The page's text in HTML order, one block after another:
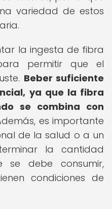
variedad de estos
la ingesta de fibra
permitir que el
Beber suficiente
ya que la fibra
se combina con
es importante
de la salud o a un
la cantidad
debe consumir,
condiciones de